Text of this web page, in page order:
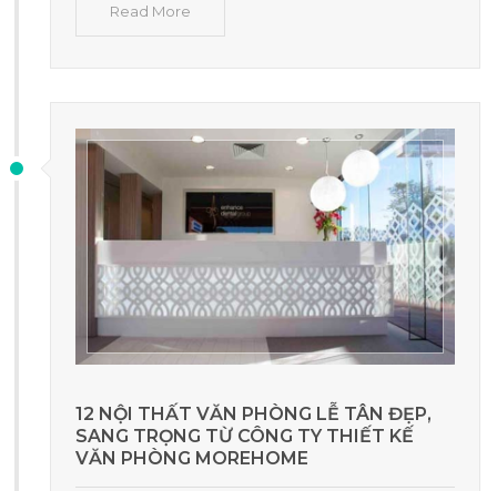
Read More
12 NỘI THẤT VĂN PHÒNG LỄ TÂN ĐẸP,
SANG TRỌNG TỪ CÔNG TY THIẾT KẾ
VĂN PHÒNG MOREHOME